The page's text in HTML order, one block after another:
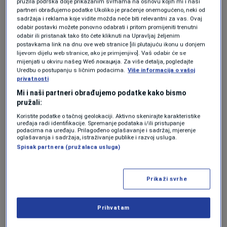
SPECIAL ONE MU SAOPŠTIO
Mourinho nastavio sa čistkom u
višak!
Sada više nema dileme: Real Madrid je
spremio bombu i radi na dovođenju
najboljeg igrača Mundijala!
Mourinho je rješenje za sredinu terena
našao na neobičnoj adresi: Stiže iskusni
0
partneri obrađujemo podatke Ukoliko je praćenje onemogućeno, neki od
sadržaja i reklama koje vidite možda neće biti relevantni za vas. Ovaj
odabir postavki možete ponovno odabrati i pritom promijeniti trenutni
odabir ili pristanak tako što ćete kliknuti na Upravljaj željenim
postavkama link na dnu ove web stranice [ili plutajuću ikonu u donjem
lijevom dijelu web stranice, ako je primjenjivo]. Vaš odabir će se
mijenjati u okviru našeg Wеб локација. Za više detalja, pogledajte
Uredbu o postupanju s ličnim podacima. Više informacija o vašoj
privatnosti
Mi i naši partneri obrađujemo podatke kako bismo
pružali:
Koristite podatke o tačnoj geolokaciji. Aktivno skenirajte karakteristike
uređaja radi identifikacije. Spremanje podataka i/ili pristupanje
podacima na uređaju. Prilagođeno oglašavanje i sadržaj, mjerenje
oglašavanja i sadržaja, istraživanje publike i razvoj usluga.
Spisak partnera (pružalaca usluga)
Prikaži svrhe
Prihvatam